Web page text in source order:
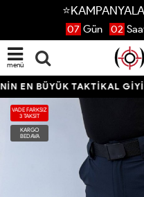
07 Gün 02
menü
BÜYÜK TAKTİKAL GİYİM
VADE FARKSIZ
3 TAKSİT
KARGO
BEDAVA